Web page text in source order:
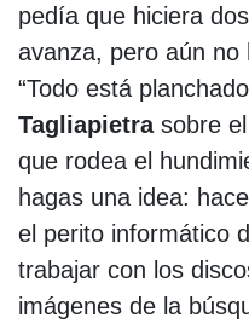
pedía que hiciera
avanza, pero aún no
“Todo está
Tagliapietrasobre el
que rodea el
hagas una idea:
el perito informático
trabajar con los
imágenes de la